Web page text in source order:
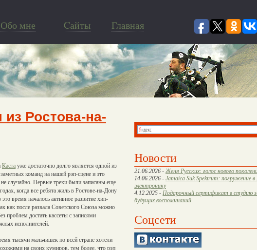
Обо мне Cайты Главная
Новости
21.06.2026 - Женя Русских: голос нового
14.06.2026 - Jamaica Suk Spektrum: погружение
электронику
4.12.2025 - Подарочный сертификат в студию
будущих воспоминаний
Соцсети
из Ростова-на-
Кастауже достаточно долго является одной из
команд на нашей рэп-сцене и это
не случайно. Первые треки были записаны еще
когда все ребята жиль в Ростове-на-Дону
это время началось активное развитие хип-
как после развала Советского Союза можно
проблем достать кассеты с записями
исполнителей.
тысячи мальчишек по всей стране хотели
на своих кумиров, тем более, что рэп